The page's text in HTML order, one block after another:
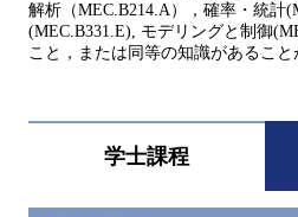
解析（MEC.B214.A），確率・統計
(MEC.B331.E), モデリングと制御
こと，または同等の知識があること
学士課程